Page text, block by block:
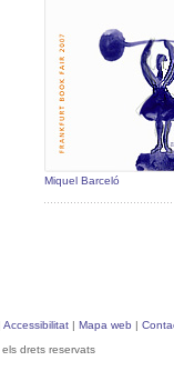
Miquel Barceló
Accessibilitat | Mapa web |
drets reservats